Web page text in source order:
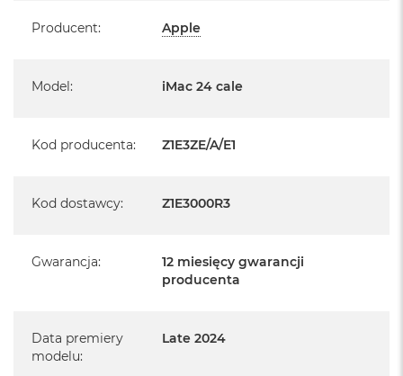
iMac jest nowy
Posiada pełną, 12 miesięczną gwarancję
Realizowaną w każdym autoryzowanym punkcie
Szczegółowe informacje na ten temat uzyskają Państwo
Posiada fabryczne opakowanie
Język polski wybieramy przy pierwszym uruchomieniu
Producent: Apple
Model: iMac 24 cale
Kod producenta: Z1E3ZE/A/E1
Kod dostawcy: Z1E3000R3
Gwarancja:
12 miesięcy gwarancji
producenta
Data premiery
modelu:
Late 2024